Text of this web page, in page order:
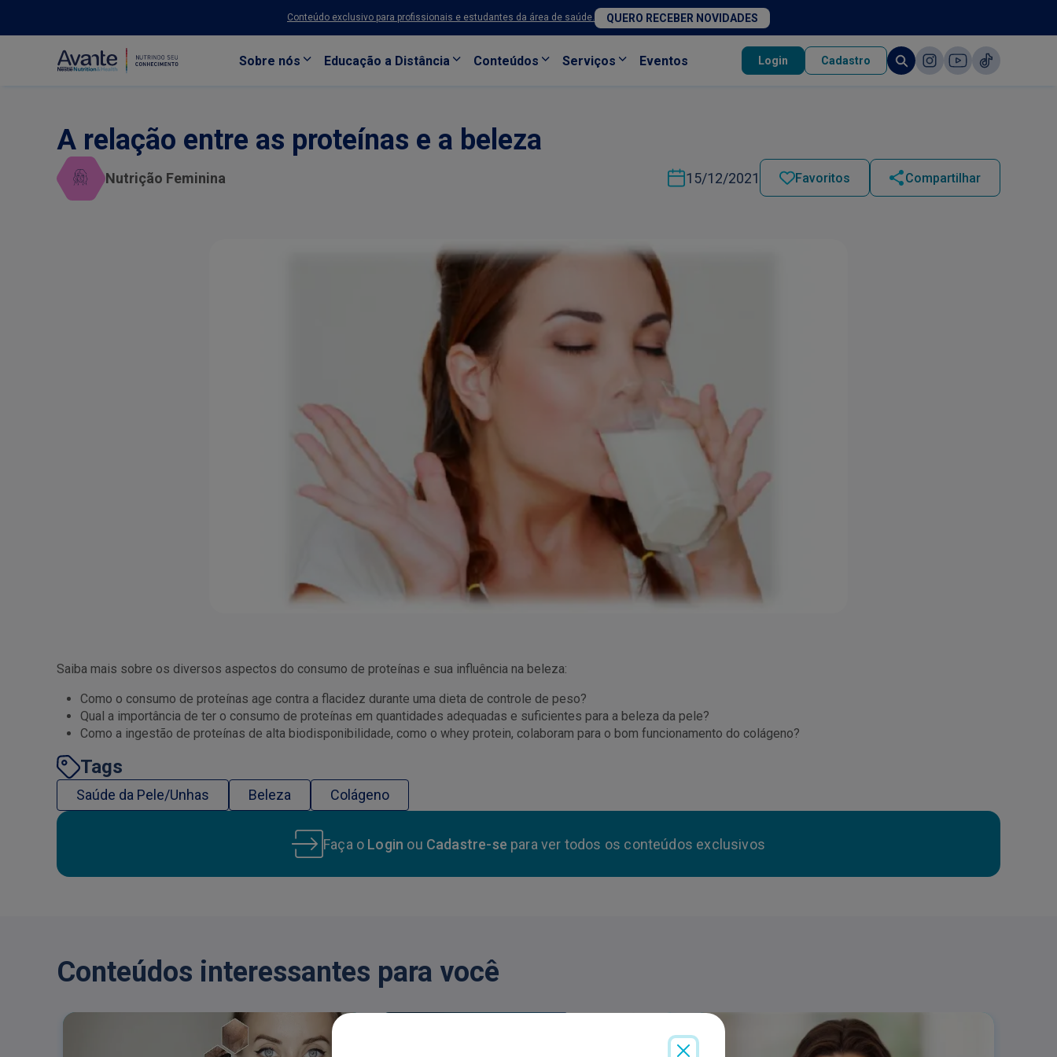
Conteúdo exclusivo para profissionais e estudantes da área de saúde. QUERO RECEBER NOVIDADES
Sobre nós Educação a Distância Conteúdos Serviços Eventos Login Cadastro
A relação entre as proteínas e a beleza
Nutrição Feminina 15/12/2021 Favoritos Compartilhar
Saiba mais sobre os diversos aspectos do consumo de proteínas e sua influência na beleza:
Como o consumo de proteínas age contra a flacidez durante uma dieta de controle de peso?
Qual a importância de ter o consumo de proteínas em quantidades adequadas e suficientes para a beleza da pele?
Como a ingestão de proteínas de alta biodisponibilidade, como o whey protein, colaboram para o bom funcionamento do colágeno?
Tags
Saúde da Pele/Unhas Beleza Colágeno
Faça o Login ou Cadastre-se para ver todos os conteúdos exclusivos
Conteúdos interessantes para você